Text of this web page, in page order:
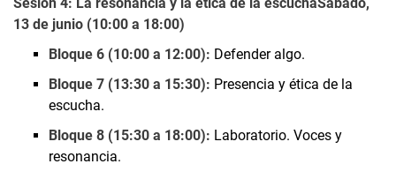
13 de junio (10:00 a 18:00)
Bloque 6 (10:00 a 12:00): Defender algo.
Bloque 7 (13:30 a 15:30): Presencia y ética de la
escucha.
Bloque 8 (15:30 a 18:00): Laboratorio. Voces y
resonancia.